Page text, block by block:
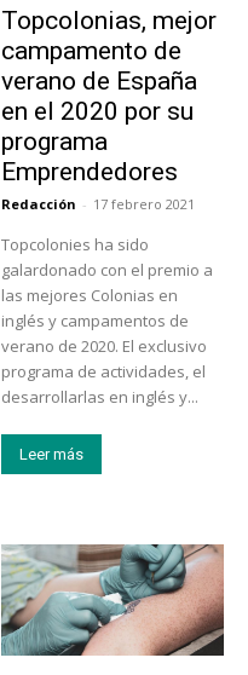
Topcolonias, mejor
campamento de
verano de España
en el 2020 por su
programa
Emprendedores
Redacción - 17 febrero 2021
Topcolonies ha sido
galardonado con el premio a
las mejores Colonias en
inglés y campamentos de
verano de 2020. El exclusivo
programa de actividades, el
desarrollarlas en inglés y...
Leer más